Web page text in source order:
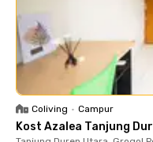
Coliving • Campur
Kost Azalea Tanjung